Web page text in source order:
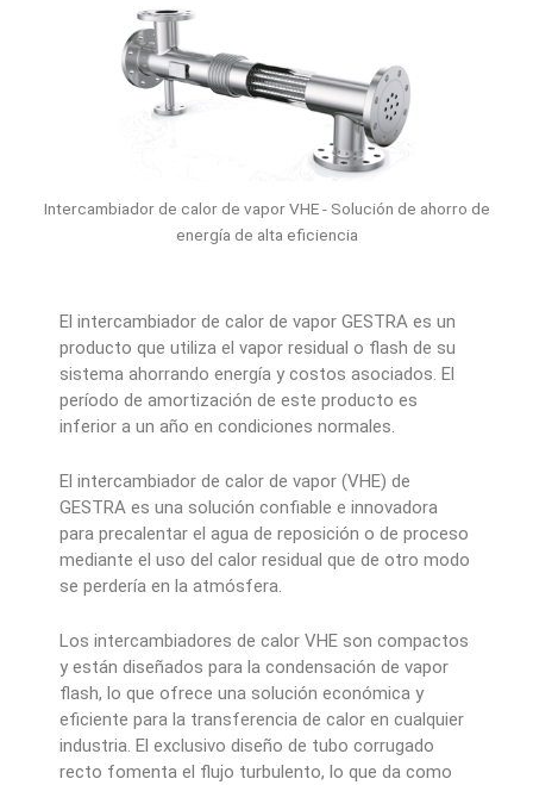
Intercambiador de calor de vapor VHE - Solución de ahorro de
energía de alta eficiencia
El intercambiador de calor de vapor GESTRA es un
producto que utiliza el vapor residual o flash de su
sistema ahorrando energía y costos asociados. El
período de amortización de este producto es
inferior a un año en condiciones normales.
El intercambiador de calor de vapor (VHE) de
GESTRA es una solución confiable e innovadora
para precalentar el agua de reposición o de proceso
mediante el uso del calor residual que de otro modo
se perdería en la atmósfera.
Los intercambiadores de calor VHE son compactos
y están diseñados para la condensación de vapor
flash, lo que ofrece una solución económica y
eficiente para la transferencia de calor en cualquier
industria. El exclusivo diseño de tubo corrugado
recto fomenta el flujo turbulento, lo que da como